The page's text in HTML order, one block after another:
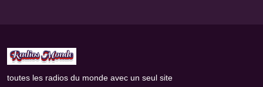
toutes les radios du monde avec un seul site